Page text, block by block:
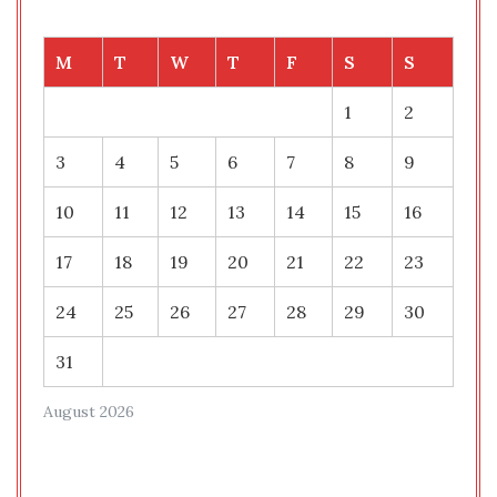
August 2026
M T W T F S S
1 2
3 4 5 6 7 8 9
10 11 12 13 14 15 16
17 18 19 20 21 22 23
24 25 26 27 28 29 30
31